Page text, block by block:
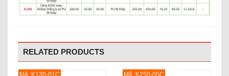
RELATED PRODUCTS